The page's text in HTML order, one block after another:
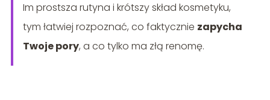
Im prostsza rutyna i krótszy skład kosmetyku,
tym łatwiej rozpoznać, co faktycznie zapycha
Twoje pory, a co tylko ma złą renomę.